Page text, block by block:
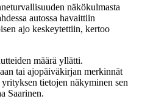
näkökulmasta
autossa havaittiin
ajo keskeytettiin, kertoo
määrä yllätti.
tai ajopäiväkirjan merkinnät
tietojen näkyminen sen
Saarinen.